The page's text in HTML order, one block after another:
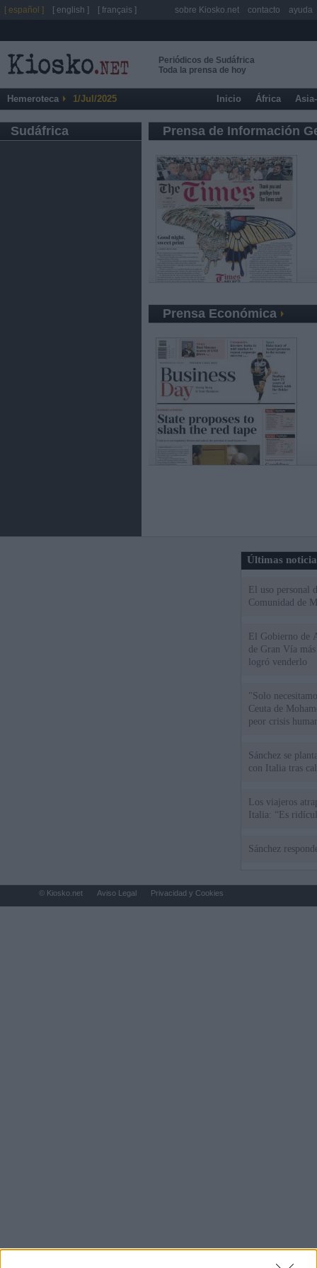
Periódicos de Sudáfrica
Toda la prensa de hoy
Hemeroteca 1/Jul/2025 Inicio África
Sudáfrica Prensa de Información
Prensa Económica
Últimas
El uso personal
Comunidad de
El Gobierno de
de Gran Vía
logró venderlo
"Solo
Ceuta de
peor crisis
Sánchez se
con Italia tras
Los viajeros
Italia: “Es
Sánchez
[ español ] [ english ] [ français ] sobre Kiosko.net contacto ayuda
© Kiosko.net Aviso Legal Privacidad y Cookies